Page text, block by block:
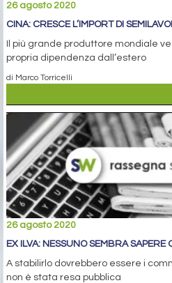
26 agosto 2020
CINA: CRESCE L’IMPORT DI
Il più grande produttore mondiale
propria dipendenza dall’estero
di Marco Torricelli
26 agosto 2020
EX ILVA: NESSUNO SEMBRA SAPERE
A stabilirlo dovrebbero essere i
non è stata resa pubblica